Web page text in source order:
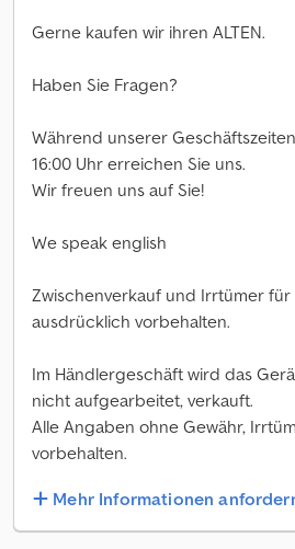
Gerne kaufen wir ihren ALTEN.
Haben Sie Fragen?
Während unserer
16:00 Uhr erreichen Sie uns.
Wir freuen uns auf Sie!
We speak english
Zwischenverkauf und Irrtümer
ausdrücklich vorbehalten.
Im Händlergeschäft wird das
nicht aufgearbeitet, verkauft.
Alle Angaben ohne Gewähr,
vorbehalten.
Mehr Informationen